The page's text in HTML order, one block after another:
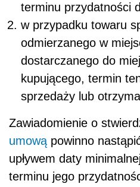
terminu przydatności
w przypadku towaru
odmierzanego w
dostarczanego do
kupującego, termin
sprzedaży lub
Zawiadomienie o
umową powinno
upływem daty
terminu jego